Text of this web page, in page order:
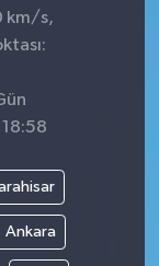
km/s,
Ankara